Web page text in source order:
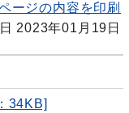
ージの内容を印刷
2023年01月19日
34KB]